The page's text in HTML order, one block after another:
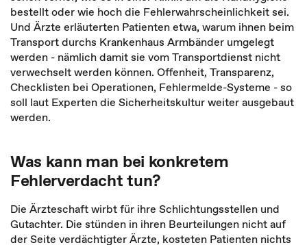
bestellt oder wie hoch die Fehlerwahrscheinlichkeit sei.
Und Ärzte erläuterten Patienten etwa, warum ihnen beim
Transport durchs Krankenhaus Armbänder umgelegt
werden - nämlich damit sie vom Transportdienst nicht
verwechselt werden können. Offenheit, Transparenz,
Checklisten bei Operationen, Fehlermelde-Systeme - so
soll laut Experten die Sicherheitskultur weiter ausgebaut
werden.
Was kann man bei konkretem
Fehlerverdacht tun?
Die Ärzteschaft wirbt für ihre Schlichtungsstellen und
Gutachter. Die stünden in ihren Beurteilungen nicht auf
der Seite verdächtigter Ärzte, kosteten Patienten nichts